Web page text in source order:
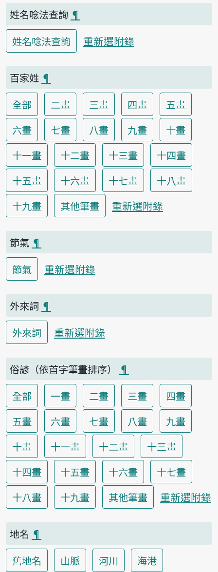
姓名唸法查詢 ¶
姓名唸法查詢
重新選附錄
百家姓 ¶
全部
二畫 三畫 四畫
五畫
六畫
七畫 八畫 九畫
十畫
十一畫
十二畫 十三畫
十四畫
十五畫
十六畫 十七畫
十八畫
十九畫
其他筆畫 重新選附錄
節氣 ¶
節氣
重新選附錄
外來詞 ¶
外來詞
重新選附錄
俗諺（依首字筆畫排序）
¶
全部
一畫 二畫 三畫
四畫
五畫
六畫 七畫 八畫
九畫
十畫
十一畫 十二畫
十三畫
十四畫
十五畫 十六畫
十七畫
十八畫
十九畫 其他筆畫 重新選附錄
地名 ¶
舊地名
山脈 河川
海港